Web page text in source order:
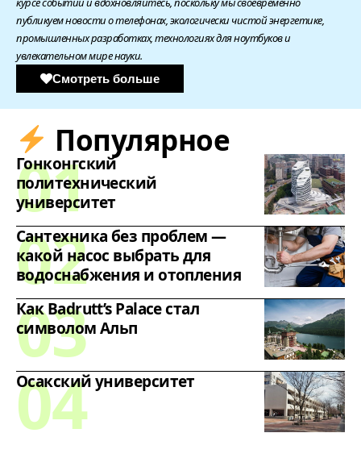
публикуем новости о телефонах, экологически чистой энергетике,
промышленных разработках, технологиях для ноутбуков и
увлекательном мире науки.
Смотреть больше
Популярное
Гонконгский
политехнический
университет
Сантехника без проблем —
какой насос выбрать для
водоснабжения и отопления
Как Badrutt’s Palace стал
символом Альп
Осакский университет